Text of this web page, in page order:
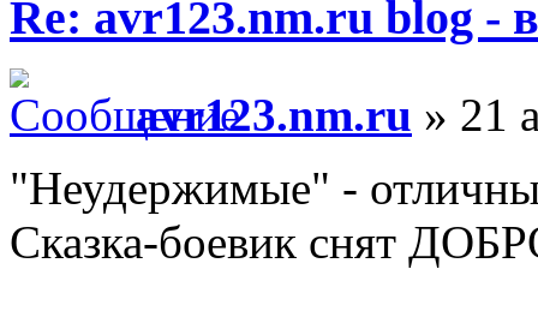
Re: avr123.nm.ru blog -
avr123.nm.ru » 21
"Неудержимые" -
Сказка-боевик снят